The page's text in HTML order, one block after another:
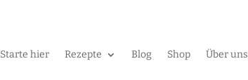
Starte hier Rezepte Blog Shop Über uns